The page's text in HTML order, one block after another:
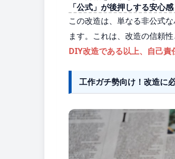
「公式」が後押しする安心感
この改造は、単なる非公式な
ます。これは、改造の信頼
DIY改造である以上、自己責
工作ガチ勢向け！改造に